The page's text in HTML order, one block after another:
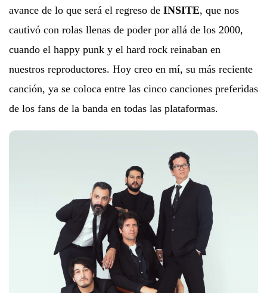
avance de lo que será el regreso de INSITE, que nos
cautivó con rolas llenas de poder por allá de los 2000,
cuando el happy punk y el hard rock reinaban en
nuestros reproductores. Hoy creo en mí, su más reciente
canción, ya se coloca entre las cinco canciones preferidas
de los fans de la banda en todas las plataformas.